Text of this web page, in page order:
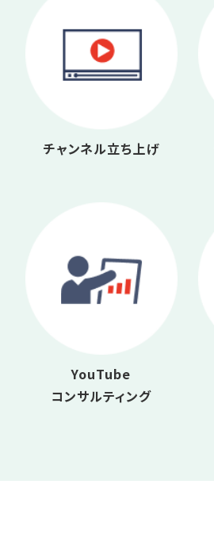
チャンネル立ち上げ
YouTube
コンサルティング